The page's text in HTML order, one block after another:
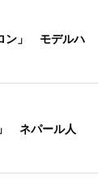
ン」 モデルハ
ネパール人